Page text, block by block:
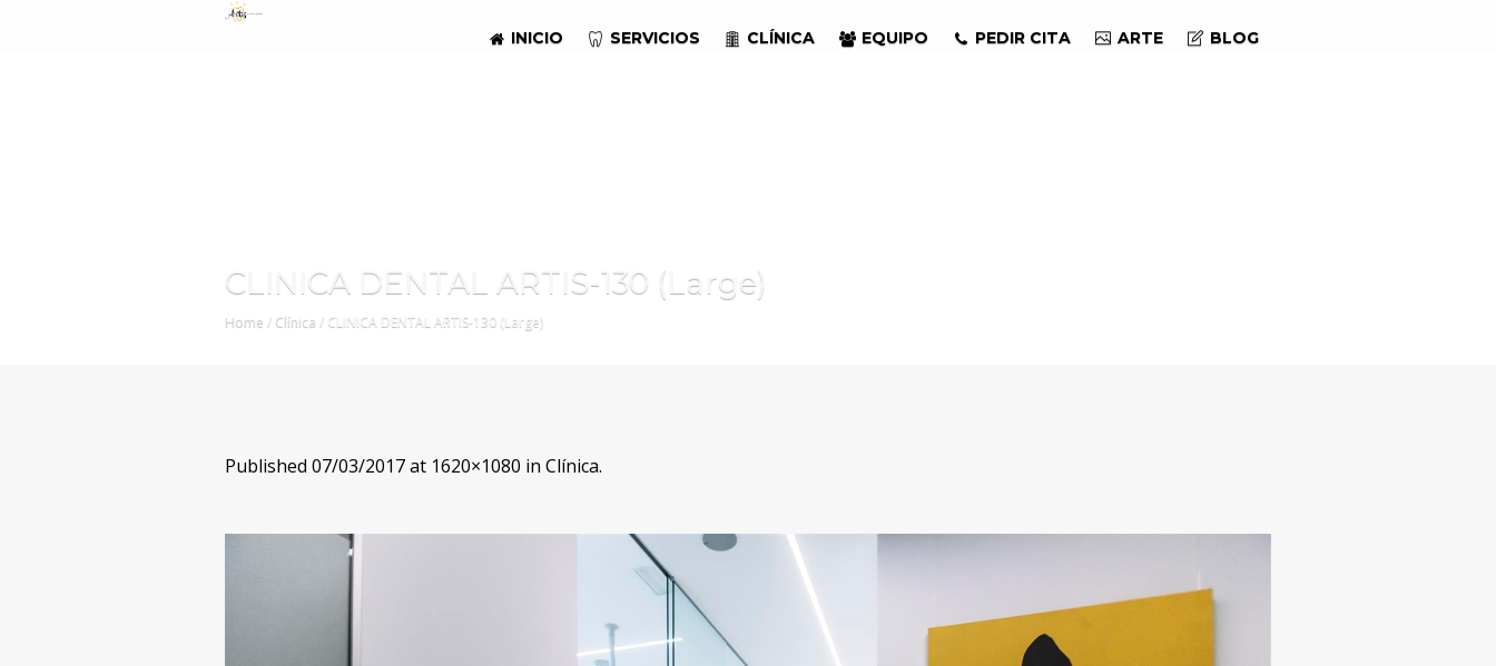
INICIO SERVICIOS CLÍNICA EQUIPO PEDIR CITA ARTE BLOG
CLINICA DENTAL ARTIS-130 (Large)
Home / Clínica / CLINICA DENTAL ARTIS-130 (Large)
Published 07/03/2017at 1620×1080 in Clínica.